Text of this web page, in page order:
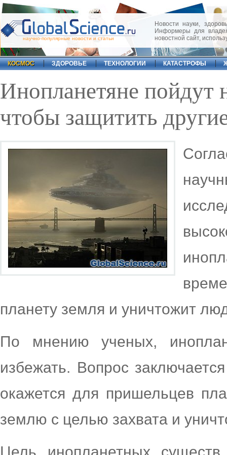
научно-популярные новости и статьи
Новости науки,
Информеры для
новостной сайт,
КОСМОС ЗДОРОВЬЕ ТЕХНОЛОГИИ КАТАСТРОФЫ
Инопланетяне пойдут
чтобы защитить
планету земля и уничтожит
По мнению ученых,
избежать. Вопрос
окажется для пришельцев
землю с целью захвата и